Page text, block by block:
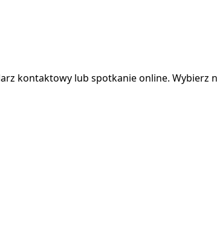
kontaktowy lub spotkanie online. Wybierz